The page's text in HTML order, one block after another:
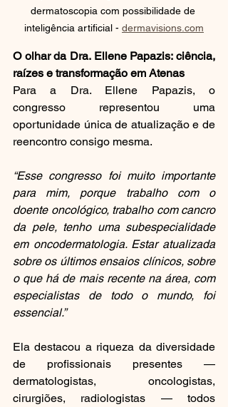
dermatoscopia com possibilidade de
inteligência artificial - dermavisions.com
O olhar da Dra. Ellene Papazis: ciência,
raízes e transformação em Atenas
Para a Dra. Ellene Papazis, o
congresso representou uma
oportunidade única de atualização e de
reencontro consigo mesma.
“Esse congresso foi muito importante
para mim, porque trabalho com o
doente oncológico, trabalho com cancro
da pele, tenho uma subespecialidade
em oncodermatologia. Estar atualizada
sobre os últimos ensaios clínicos, sobre
o que há de mais recente na área, com
especialistas de todo o mundo, foi
essencial.”
Ela destacou a riqueza da diversidade
de profissionais presentes —
dermatologistas, oncologistas,
cirurgiões, radiologistas — todos